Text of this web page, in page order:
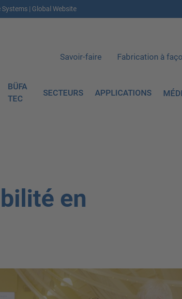
| Global Website
Savoir-faire Fabrication à
BÜFA
TEC
SECTEURS APPLICATIONS
en